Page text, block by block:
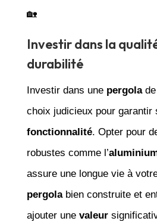
🏡
Investir dans la
durabilité
Investir dans une pergolade
choix judicieux pour garantir
fonctionnalité. Opter pour
robustes comme l’
assure une longue vie à
pergolabien construite et
ajouter une valeur